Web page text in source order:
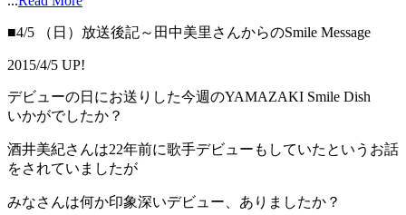
■4/5 （日）放送後記～田中美里さんからのSmile Message
2015/4/5 UP!
デビューの日にお送りした今週のYAMAZAKI Smile Dish
いかがでしたか？
酒井美紀さんは22年前に歌手デビューもしていたというお話
をされていましたが
みなさんは何か印象深いデビュー、ありましたか？